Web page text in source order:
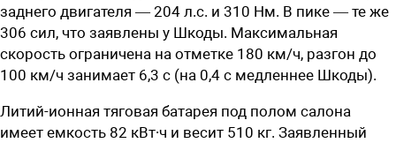
заднего двигателя — 204 л.с. и 310 Нм. В пике — те же
306 сил, что заявлены у Шкоды. Максимальная
скорость ограничена на отметке 180 км/ч, разгон до
100 км/ч занимает 6,3 с (на 0,4 с медленнее Шкоды).
Литий-ионная тяговая батарея под полом салона
имеет емкость 82 кВт∙ч и весит 510 кг. Заявленный